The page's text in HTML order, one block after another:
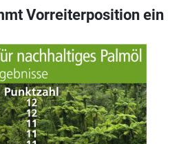
Vorreiterposition ein